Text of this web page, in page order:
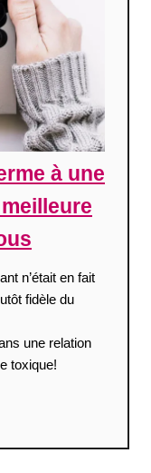
à une
n’était en fait
fidèle du
une relation
toxique!